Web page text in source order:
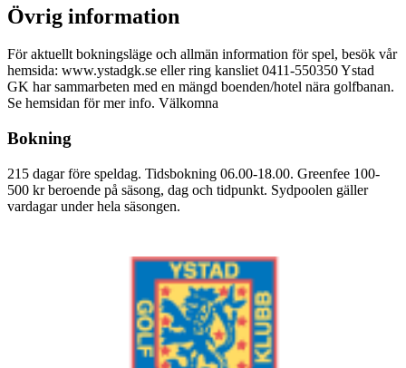
Övrig information
För aktuellt bokningsläge och allmän information för spel, besök vår
hemsida: www.ystadgk.se eller ring kansliet 0411-550350 Ystad
GK har sammarbeten med en mängd boenden/hotel nära golfbanan.
Se hemsidan för mer info. Välkomna
Bokning
215 dagar före speldag. Tidsbokning 06.00-18.00. Greenfee 100-
500 kr beroende på säsong, dag och tidpunkt. Sydpoolen gäller
vardagar under hela säsongen.